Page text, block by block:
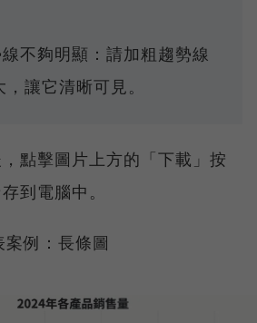
不夠明顯：請加粗趨勢線
讓它清晰可見。
點擊圖片上方的「下載」按
到電腦中。
例：長條圖